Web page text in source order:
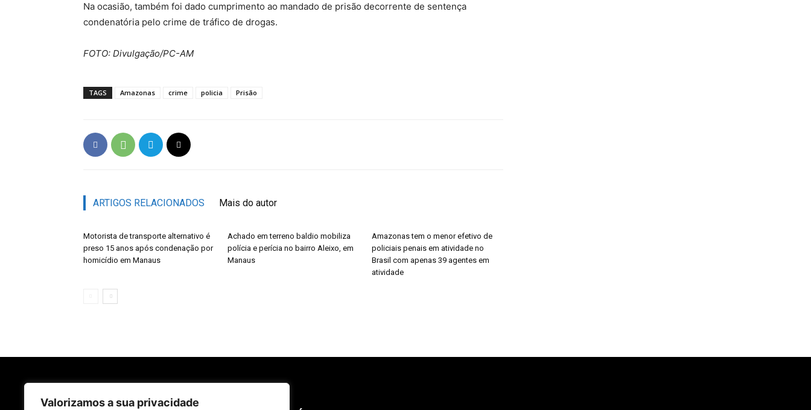
Valorizamos a sua privacidade
Na ocasião, também foi dado cumprimento ao mandado de prisão decorrente de sentença
condenatória pelo crime de tráfico de drogas.
FOTO: Divulgação/PC-AM
TAGS Amazonas crime policia Prisão
ARTIGOS RELACIONADOS Mais do autor
Motorista de transporte alternativo é
preso 15 anos após condenação por
homicídio em Manaus
Achado em terreno baldio mobiliza
polícia e perícia no bairro Aleixo, em
Manaus
Amazonas tem o menor efetivo de
policiais penais em atividade no
Brasil com apenas 39 agentes em
atividade